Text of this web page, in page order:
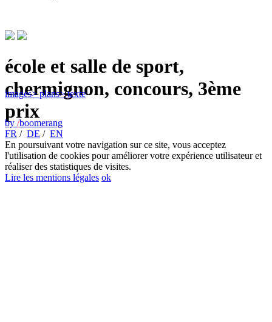
école et salle de sport,
chermignon, concours, 3ème
prix
images> plans> texte
by /boomerang
FR / DE / EN
En poursuivant votre navigation sur ce site, vous acceptez
l'utilisation de cookies pour améliorer votre expérience utilisateur et
réaliser des statistiques de visites.
Lire les mentions légales ok